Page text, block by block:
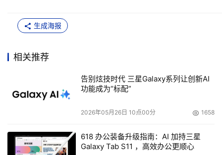
ＲＡＫEX8350。
生成海报
相关推荐
告别炫技时代 三星Galaxy系列让创新AI
功能成为“标配”
2026年05月26日 10点00分 1658
618 办公装备升级指南：AI 加持三星
Galaxy Tab S11 ，高效办公更顺心